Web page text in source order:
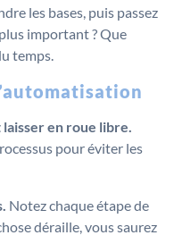
les bases, puis passez
important ? Que
temps.
en roue libre.
pour éviter les
Notez chaque étape de
déraille, vous saurez